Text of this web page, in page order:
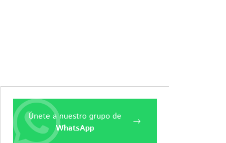
Únete a nuestro grupo de
WhatsApp